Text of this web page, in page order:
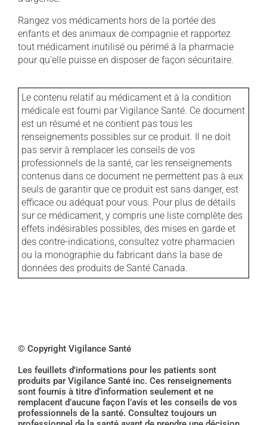
Rangez vos médicaments hors de la portée des
enfants et des animaux de compagnie et rapportez
tout médicament inutilisé ou périmé à la pharmacie
pour qu'elle puisse en disposer de façon sécuritaire.
Le contenu relatif au médicament et à la condition
médicale est fourni par Vigilance Santé. Ce document
est un résumé et ne contient pas tous les
renseignements possibles sur ce produit. Il ne doit
pas servir à remplacer les conseils de vos
professionnels de la santé, car les renseignements
contenus dans ce document ne permettent pas à eux
seuls de garantir que ce produit est sans danger, est
efficace ou adéquat pour vous. Pour plus de détails
sur ce médicament, y compris une liste complète des
effets indésirables possibles, des mises en garde et
des contre-indications, consultez votre pharmacien
ou la monographie du fabricant dans la base de
données des produits de Santé Canada.
© Copyright Vigilance Santé
Les feuillets d'informations pour les patients sont
produits par Vigilance Santé inc. Ces renseignements
sont fournis à titre d’information seulement et ne
remplacent d’aucune façon l’avis et les conseils de vos
professionnels de la santé. Consultez toujours un